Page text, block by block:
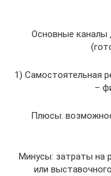
Основные каналы
1) Самостоятельная
–
Плюсы:
Минусы: затраты на
или